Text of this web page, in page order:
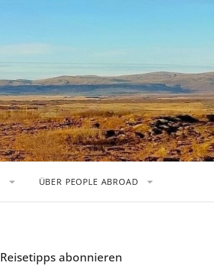
ÜBER PEOPLE ABROAD
Reisetipps abonnieren